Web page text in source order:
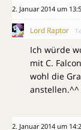
2. Januar 2014 um
Lord Raptor
Ich würde
mit C.
wohl die
anstellen.^^
2. Januar 2014 um